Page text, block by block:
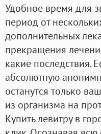
Удобное время для
период от
дополнительных
прекращения
какие последствия.
абсолютную
останутся только
из организма на
Купить левитру в